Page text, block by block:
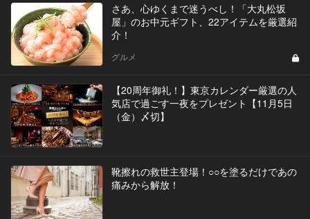
さあ、心ゆくまで迷うべし！「大丸松坂
屋」のお中元ギフト、22アイテムを厳選紹
介！
グルメ
【20周年御礼！】東京カレンダー厳選の人
気店で過ごす一夜をプレゼント【11月5日
（金）〆切】
靴擦れの救世主登場！○○を塗るだけであの
痛みから解放！